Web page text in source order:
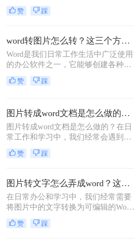
图片格式，以便进行分享、演示或嵌
入到其他文档中。那么word如何转高
文档转换为高清晰图片的有效方法，
帮助用户轻松应对这一需求。
赞 踩
word转图片怎么转？这三个方法很高效!
Word是我们日常工作生活中广泛使用
的办公软件之一，它能够创建各种文
档并进行编辑。有时，我们可能需要
将Word文档转换为图片的形式，以便
方法。
赞 踩
图片转成word文档是怎么做的？四种方法任你挑选！
图片转成word文档是怎么做的？在日
常工作和学习中，我们经常会遇到需
要将图片转换成Word文档的情况。在
现代社会，电子文档已经成为了人们
处理文档的过程中，我们常常需要将
图片转换成Word文档。无论是为了编
辑图片中的文字内容
赞 踩
图片转文字怎么弄成word？这三个方法了解一下！
在日常办公和学习中，我们经常需要
将图片中的文字转换为可编辑的Word
文档。这一需求在资料整理、笔记制
作以及信息提取等场景中尤为常见。
赞 踩